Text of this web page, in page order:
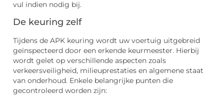
vul indien nodig bij.
De keuring zelf
Tijdens de APK keuring wordt uw voertuig uitgebreid
geïnspecteerd door een erkende keurmeester. Hierbij
wordt gelet op verschillende aspecten zoals
verkeersveiligheid, milieuprestaties en algemene staat
van onderhoud. Enkele belangrijke punten die
gecontroleerd worden zijn: